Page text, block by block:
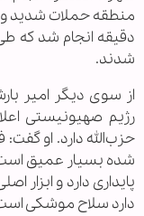
منطقه حملات شدید
دقیقه انجام شد که
شدند.
از سوی دیگر امیر
رژیم صهیونیستی
حزب‌الله دارد. او
شده بسیار عمیق
پایداری دارد و ابزار
دارد سلاح موشکی